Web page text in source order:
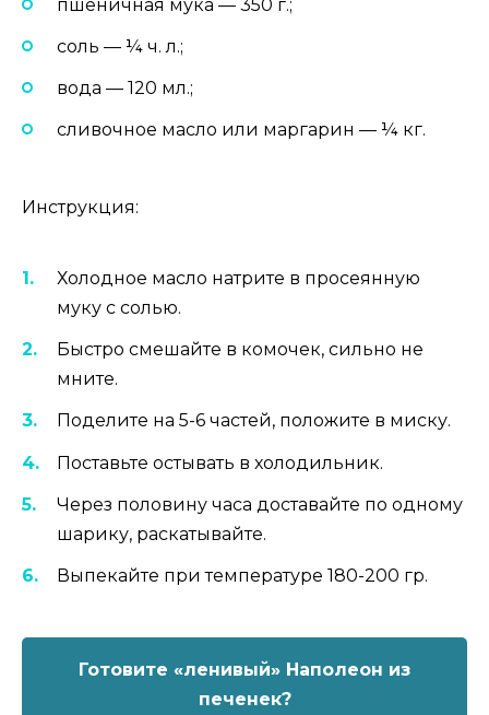
пшеничная мука — 350 г.;
соль — ¼ ч. л.;
вода — 120 мл.;
сливочное масло или маргарин — ¼ кг.
Инструкция:
Холодное масло натрите в просеянную
муку с солью.
Быстро смешайте в комочек, сильно не
мните.
Поделите на 5-6 частей, положите в миску.
Поставьте остывать в холодильник.
Через половину часа доставайте по одному
шарику, раскатывайте.
Выпекайте при температуре 180-200 гр.
Готовите «ленивый» Наполеон из
печенек?